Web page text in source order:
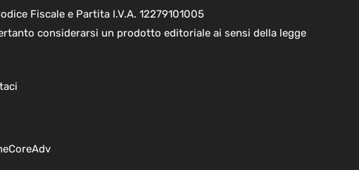
Fiscale e Partita I.V.A. 12279101005
considerarsi un prodotto editoriale ai sensi della legge